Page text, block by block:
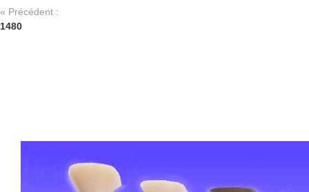
« Précédent :
1480